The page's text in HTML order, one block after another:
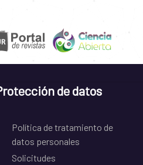
de datos
Política de tratamiento de
datos personales
Solicitudes